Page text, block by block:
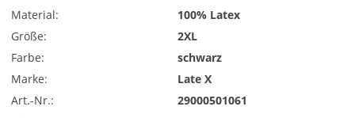
Material:
100% Latex
Größe:
2XL
Farbe:
schwarz
Marke:
Late X
Art.-Nr.:
29000501061